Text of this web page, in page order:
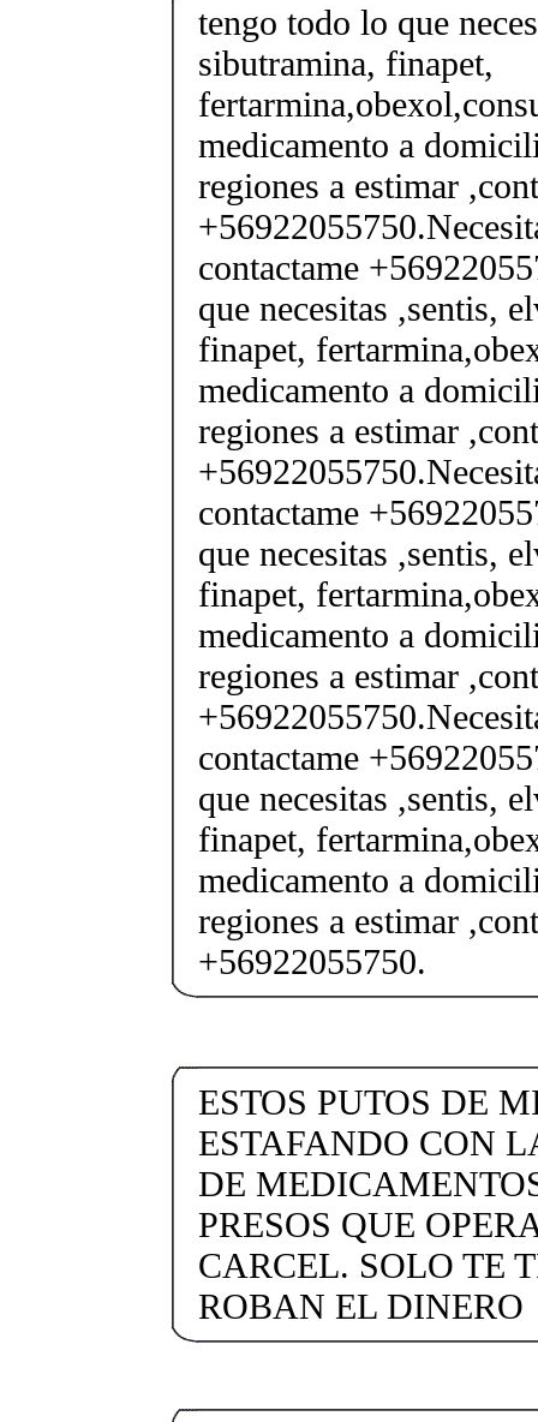
tengo todo lo que
sibutramina, finapet,
medicamento a
regiones a estimar
contactame
que necesitas ,sentis,
finapet,
medicamento a
regiones a estimar
contactame
que necesitas ,sentis,
finapet,
medicamento a
regiones a estimar
contactame
que necesitas ,sentis,
finapet,
medicamento a
regiones a estimar
+56922055750.
ESTOS PUTOS DE
ESTAFANDO CON
DE
PRESOS QUE
CARCEL. SOLO TE
ROBAN EL DINERO